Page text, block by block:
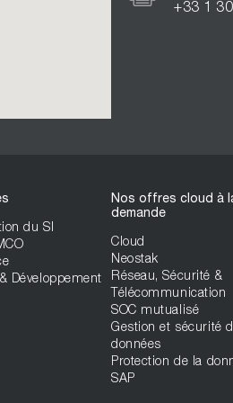
+33 1
du SI
Développement
Nos offres cloud à
demande
Cloud
Neostak
Réseau, Sécurité &
Télécommunication
SOC mutualisé
Gestion et sécurité
données
Protection de la
SAP